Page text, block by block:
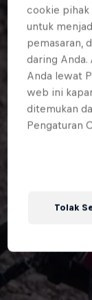
cookie pihak
untuk
pemasaran,
daring Anda.
Anda lewat
web ini
ditemukan
Pengaturan
Tolak